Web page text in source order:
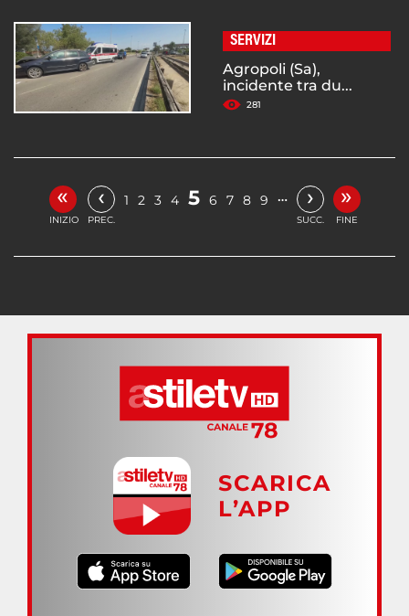
SERVIZI
Agropoli (Sa),
incidente tra du...
281
«
INIZIO
‹
PREC.
1 2 3 4 5 6 7 8 9 … ›
SUCC.
»
FINE
SCARICA
L’APP